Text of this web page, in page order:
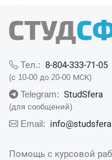
Тел.: 8-804-333-71-05
(с 10-00 до 20-00 МСК)
Telegram: StudSfera
(для сообщений)
Email:
Помощь с курсовой